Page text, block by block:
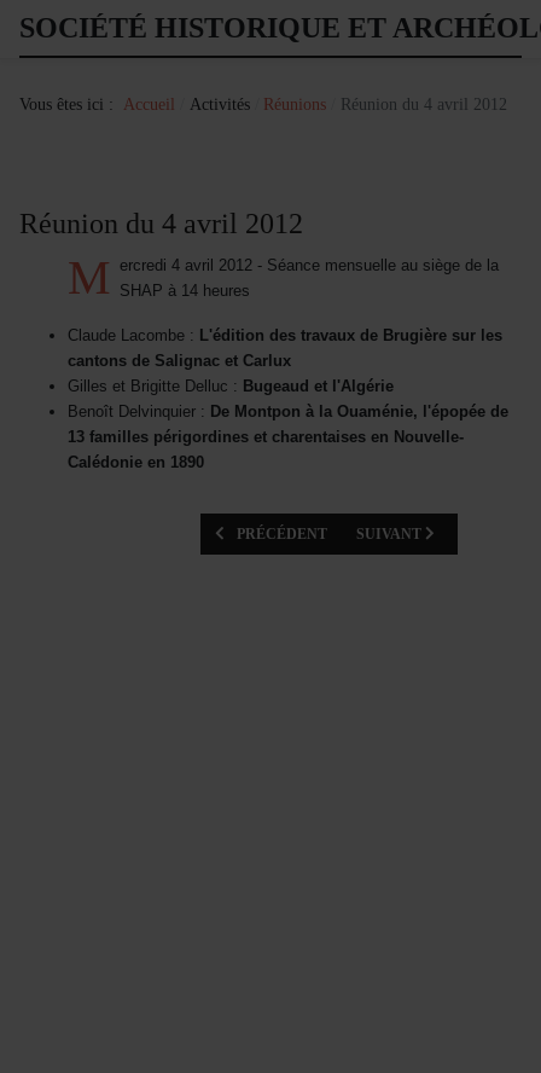
SOCIÉTÉ HISTORIQUE ET
Vous êtes ici : Accueil Activités Réunions Réunion du 4 avril 2012
Réunion du 4 avril 2012
M ercredi 4 avril 2012 - Séance mensuelle au siège de la
SHAP à 14 heures
Claude Lacombe : L'édition des travaux de Brugière sur les
cantons de Salignac et Carlux
Gilles et Brigitte Delluc : Bugeaud et l'Algérie
Benoît Delvinquier : De Montpon à la Ouaménie, l'épopée de
13 familles périgordines et charentaises en Nouvelle-
Calédonie en 1890
ARTICLE PRÉCÉDENT : RÉUNION DU 2 MAI
PRÉCÉDENT ARTICLE SUIVANT :
SUIVANT